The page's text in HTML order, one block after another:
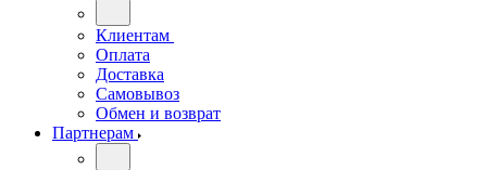
Клиентам
Оплата
Доставка
Самовывоз
Обмен и возврат
Партнерам